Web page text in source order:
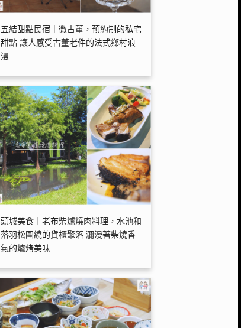
五結甜點民宿｜微古董，預約制的私宅
甜點 讓人感受古董老件的法式鄉村浪
漫
頭城美食｜老布柴爐燒肉料理，水池和
落羽松圍繞的貨櫃聚落 瀰漫著柴燒香
氣的爐烤美味